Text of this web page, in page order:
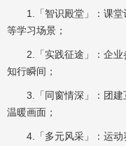
1.「智识殿堂」：课
等学习场景；
2.「实践征途」：企
知行瞬间；
3.「同窗情深」：团
温暖画面；
4.「多元风采」：运